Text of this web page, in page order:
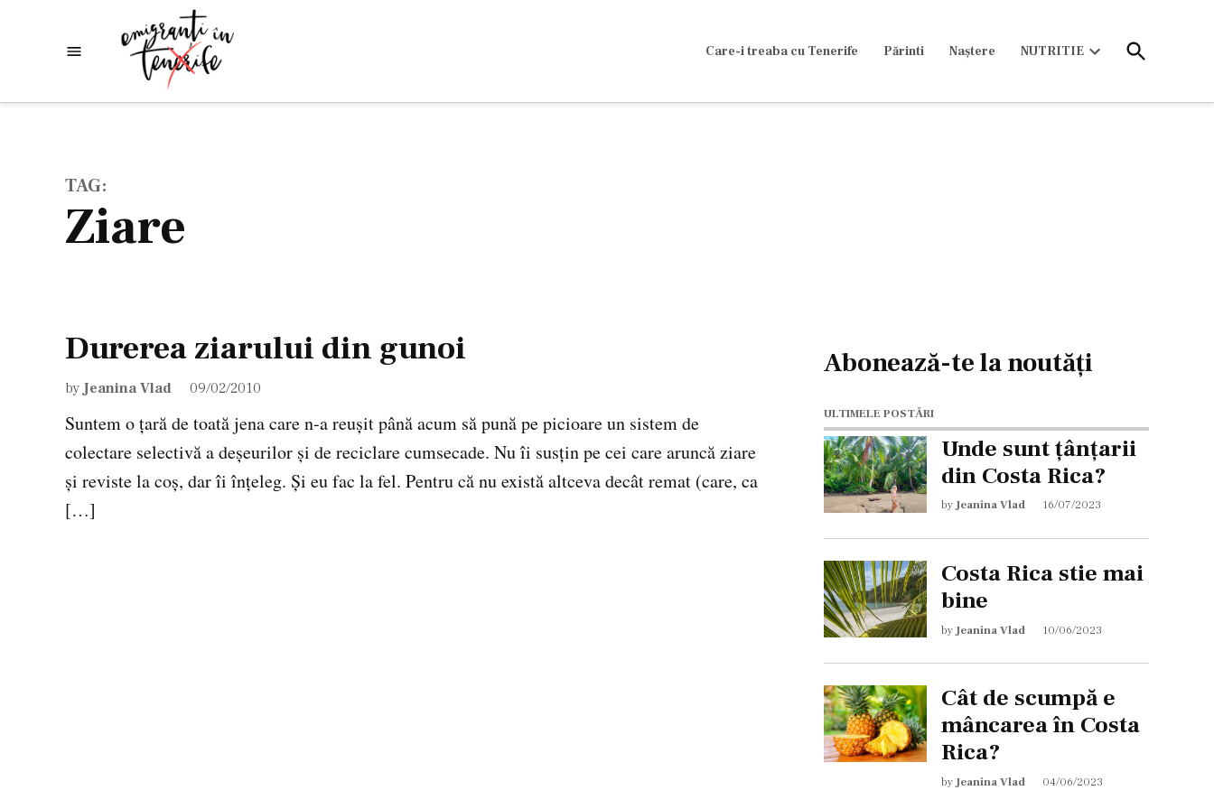
Care-i treaba cu Tenerife Părinti Naștere NUTRITIE
Open
Search
TAG:
ziare
Durerea ziarului din gunoi
by Jeanina Vlad 09/02/2010
Suntem o ţară de toată jena care n-a reuşit până acum să pună pe picioare un sistem de
colectare selectivă a deşeurilor şi de reciclare cumsecade. Nu îi susţin pe cei care aruncă ziare
şi reviste la coş, dar îi înţeleg. Şi eu fac la fel. Pentru că nu există altceva decât remat (care, ca
[…]
Abonează-te la noutăți
ULTIMELE POSTĂRI
Unde sunt țânțarii
din Costa Rica?
byJeanina Vlad 16/07/2023
Costa Rica stie mai
bine
by Jeanina Vlad 10/06/2023
Cât de scumpă e
mâncarea în Costa
Rica?
by Jeanina Vlad 04/06/2023